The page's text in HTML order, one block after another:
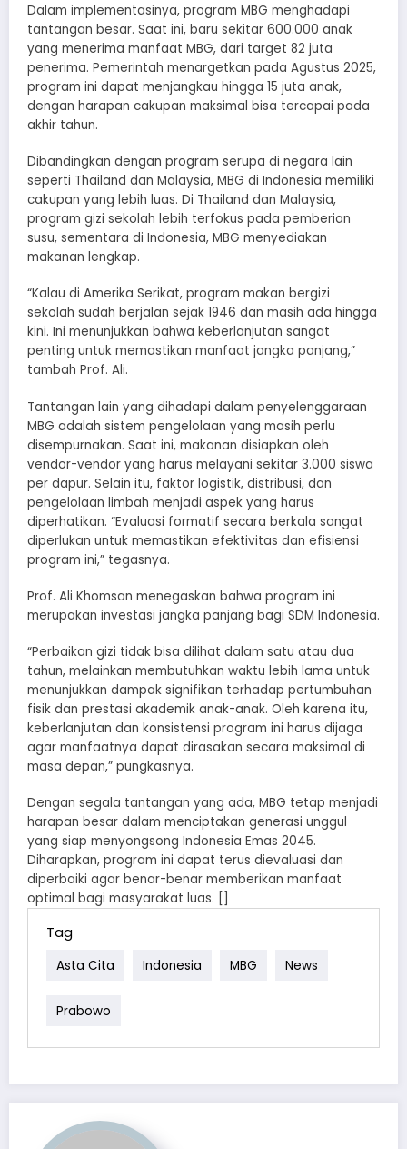
Dalam implementasinya, program MBG menghadapi
tantangan besar. Saat ini, baru sekitar 600.000 anak
yang menerima manfaat MBG, dari target 82 juta
penerima. Pemerintah menargetkan pada Agustus 2025,
program ini dapat menjangkau hingga 15 juta anak,
dengan harapan cakupan maksimal bisa tercapai pada
akhir tahun.
Dibandingkan dengan program serupa di negara lain
seperti Thailand dan Malaysia, MBG di Indonesia memiliki
cakupan yang lebih luas. Di Thailand dan Malaysia,
program gizi sekolah lebih terfokus pada pemberian
susu, sementara di Indonesia, MBG menyediakan
makanan lengkap.
“Kalau di Amerika Serikat, program makan bergizi
sekolah sudah berjalan sejak 1946 dan masih ada hingga
kini. Ini menunjukkan bahwa keberlanjutan sangat
penting untuk memastikan manfaat jangka panjang,”
tambah Prof. Ali.
Tantangan lain yang dihadapi dalam penyelenggaraan
MBG adalah sistem pengelolaan yang masih perlu
disempurnakan. Saat ini, makanan disiapkan oleh
vendor-vendor yang harus melayani sekitar 3.000 siswa
per dapur. Selain itu, faktor logistik, distribusi, dan
pengelolaan limbah menjadi aspek yang harus
diperhatikan. “Evaluasi formatif secara berkala sangat
diperlukan untuk memastikan efektivitas dan efisiensi
program ini,” tegasnya.
Prof. Ali Khomsan menegaskan bahwa program ini
merupakan investasi jangka panjang bagi SDM Indonesia.
“Perbaikan gizi tidak bisa dilihat dalam satu atau dua
tahun, melainkan membutuhkan waktu lebih lama untuk
menunjukkan dampak signifikan terhadap pertumbuhan
fisik dan prestasi akademik anak-anak. Oleh karena itu,
keberlanjutan dan konsistensi program ini harus dijaga
agar manfaatnya dapat dirasakan secara maksimal di
masa depan,” pungkasnya.
Dengan segala tantangan yang ada, MBG tetap menjadi
harapan besar dalam menciptakan generasi unggul
yang siap menyongsong Indonesia Emas 2045.
Diharapkan, program ini dapat terus dievaluasi dan
diperbaiki agar benar-benar memberikan manfaat
optimal bagi masyarakat luas. []
Tag
Asta Cita Indonesia MBG News
Prabowo